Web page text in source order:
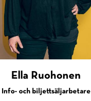
Ella Ruohonen
Info- och biljettsäljarbetare